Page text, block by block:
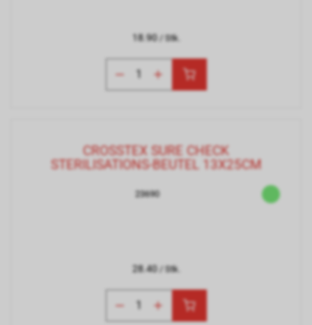
18.90/ Stk.
CROSSTEX SURE CHECK
STERILISATIONS-BEUTEL 13X25CM
23690
28.40/ Stk.